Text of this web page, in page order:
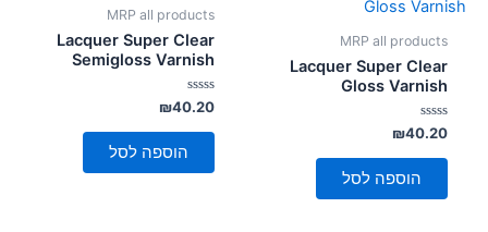
MRP all products
Lacquer Super Clear
Gloss Varnish
דורג
0
מתוך
₪40.20
הוספה לסל
MRP all products
Lacquer Super Clear
Semigloss Varnish
דורג
0
מתוך
₪40.20
הוספה לסל